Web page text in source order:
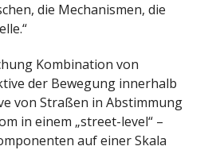
die Mechanismen, die
Kombination von
der Bewegung innerhalb
von Straßen in Abstimmung
in einem „street-level“ –
auf einer Skala